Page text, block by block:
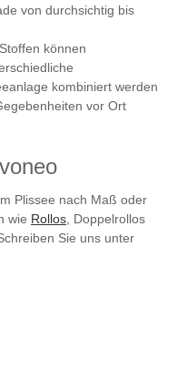
von durchsichtig bis
können
kombiniert werden
vor Ort
Plissee nach Maß oder
wie Rollos, Doppelrollos
Sie uns unter